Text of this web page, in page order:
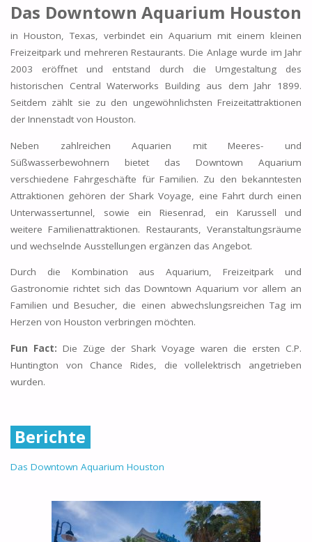
Das Downtown Aquarium Houston
in Houston, Texas, verbindet ein Aquarium mit einem kleinen
Freizeitpark und mehreren Restaurants. Die Anlage wurde im Jahr
2003 eröffnet und entstand durch die Umgestaltung des
historischen Central Waterworks Building aus dem Jahr 1899.
Seitdem zählt sie zu den ungewöhnlichsten Freizeitattraktionen
der Innenstadt von Houston.
Neben zahlreichen Aquarien mit Meeres- und
Süßwasserbewohnern bietet das Downtown Aquarium
verschiedene Fahrgeschäfte für Familien. Zu den bekanntesten
Attraktionen gehören der Shark Voyage, eine Fahrt durch einen
Unterwassertunnel, sowie ein Riesenrad, ein Karussell und
weitere Familienattraktionen. Restaurants, Veranstaltungsräume
und wechselnde Ausstellungen ergänzen das Angebot.
Durch die Kombination aus Aquarium, Freizeitpark und
Gastronomie richtet sich das Downtown Aquarium vor allem an
Familien und Besucher, die einen abwechslungsreichen Tag im
Herzen von Houston verbringen möchten.
Fun Fact: Die Züge der Shark Voyage waren die ersten C.P.
Huntington von Chance Rides, die vollelektrisch angetrieben
wurden.
Berichte
Das Downtown Aquarium Houston